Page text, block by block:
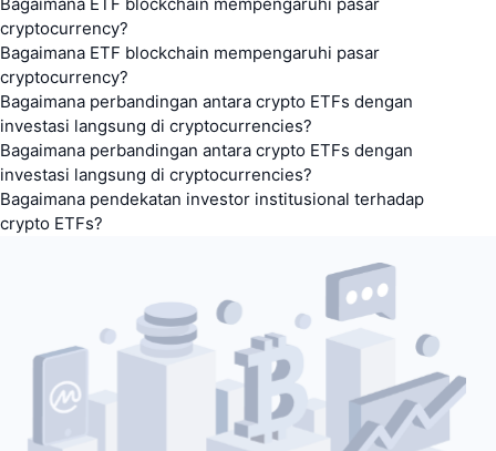
cryptocurrency?
Bagaimana ETF blockchain mempengaruhi pasar
cryptocurrency?
Bagaimana perbandingan antara crypto ETFs dengan
investasi langsung di cryptocurrencies?
Bagaimana perbandingan antara crypto ETFs dengan
investasi langsung di cryptocurrencies?
Bagaimana pendekatan investor institusional terhadap
crypto ETFs?